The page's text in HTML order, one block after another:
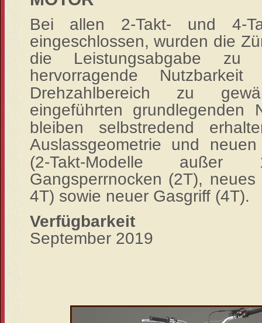
Bei allen 2-Takt- und 4-
eingeschlossen, wurden die
die Leistungsabgabe zu
hervorragende
Drehzahlbereich zu
eingeführten grundlegenden
bleiben selbstredend
Auslassgeometrie und neuen
(2-Takt-Modelle
Gangsperrnocken (2T),
4T) sowie neuer Gasgriff (4T).
Verfügbarkeit
September 2019